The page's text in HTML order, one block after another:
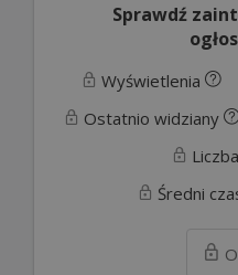
Sprawdź
Wyświetlenia
Ostatnio widziany
Średni